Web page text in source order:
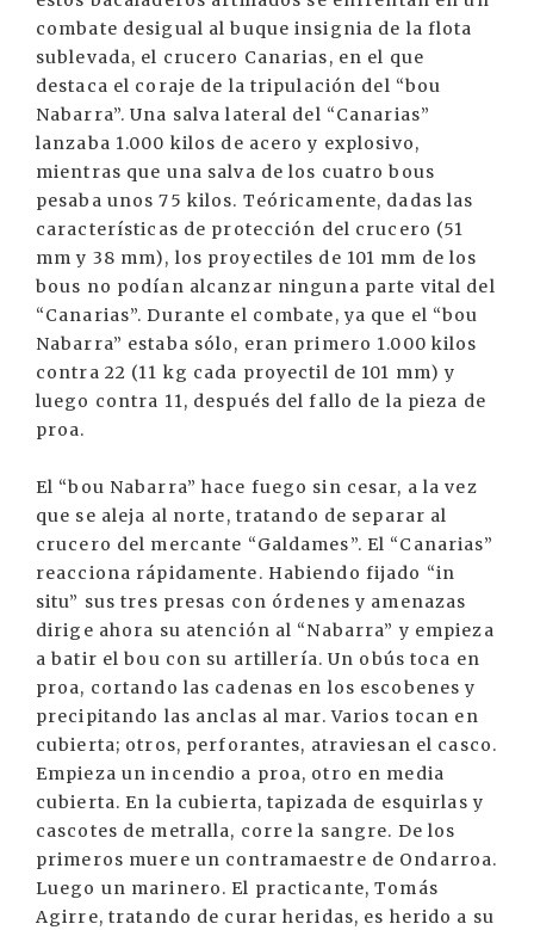
combate desigual al buque insignia de la flota
sublevada, el crucero Canarias, en el que
destaca el coraje de la tripulación del “bou
Nabarra”. Una salva lateral del “Canarias”
lanzaba 1.000 kilos de acero y explosivo,
mientras que una salva de los cuatro bous
pesaba unos 75 kilos. Teóricamente, dadas las
características de protección del crucero (51
mm y 38 mm), los proyectiles de 101 mm de los
bous no podían alcanzar ninguna parte vital del
“Canarias”. Durante el combate, ya que el “bou
Nabarra” estaba sólo, eran primero 1.000 kilos
contra 22 (11 kg cada proyectil de 101 mm) y
luego contra 11, después del fallo de la pieza de
proa.
El “bou Nabarra” hace fuego sin cesar, a la vez
que se aleja al norte, tratando de separar al
crucero del mercante “Galdames”. El “Canarias”
reacciona rápidamente. Habiendo fijado “in
situ” sus tres presas con órdenes y amenazas
dirige ahora su atención al “Nabarra” y empieza
a batir el bou con su artillería. Un obús toca en
proa, cortando las cadenas en los escobenes y
precipitando las anclas al mar. Varios tocan en
cubierta; otros, perforantes, atraviesan el casco.
Empieza un incendio a proa, otro en media
cubierta. En la cubierta, tapizada de esquirlas y
cascotes de metralla, corre la sangre. De los
primeros muere un contramaestre de Ondarroa.
Luego un marinero. El practicante, Tomás
Agirre, tratando de curar heridas, es herido a su